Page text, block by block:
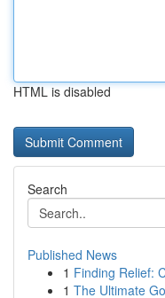
HTML is disabled
Search
Published News
1 Finding Relief:
1 The Ultimate